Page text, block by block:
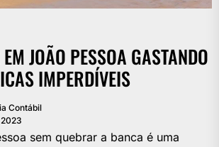
JOÃO PESSOA GASTANDO
IMPERDÍVEIS
Contábil
sem quebrar a banca é uma